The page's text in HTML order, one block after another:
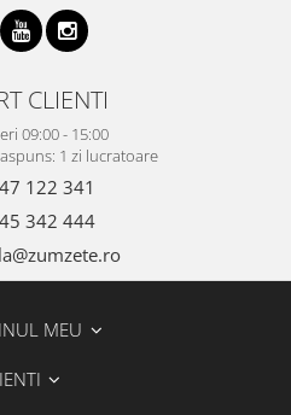
CLIENTI
09:00 - 15:00
1 zi lucratoare
122 341
342 444
MEU